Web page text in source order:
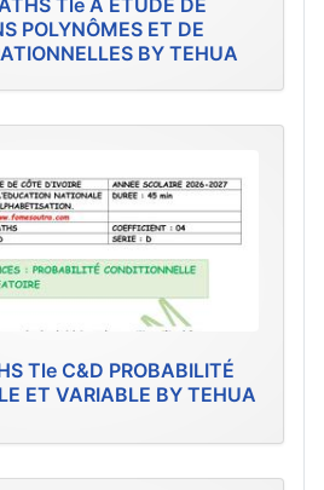
Tle A ÉTUDE DE
POLYNÔMES ET DE
BY TEHUA
Tle C&D PROBABILITÉ
ET VARIABLE BY TEHUA